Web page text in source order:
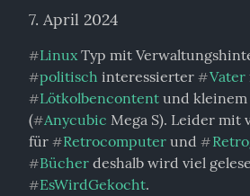
7. April 2024
#Linux
#politisch interessierter #Vater
#Lötkolbencontent und
(#Anycubic Mega S). Leider mit
für #Retrocomputer und #
#Bücher
#EsWirdGekocht